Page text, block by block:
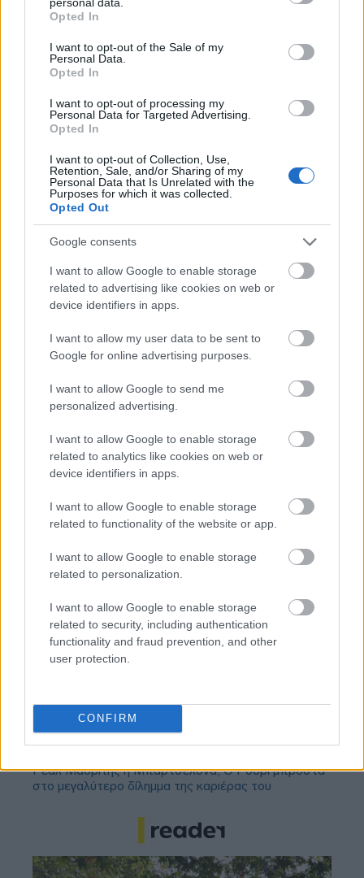
grant or deny consent to Google and its third-party tags to
use your data for below specified purposes in below Google
consent section.
Opted In
I want to opt-out of the Sale of my
Personal Data.
Opted In
I want to opt-out of processing my
Personal Data for Targeted Advertising.
Opted In
I want to opt-out of Collection, Use,
Retention, Sale, and/or Sharing of my
Personal Data that Is Unrelated with the
Purposes for which it was collected.
Opted Out
Google consents
I want to allow Google to enable storage
related to advertising like cookies on web or
device identifiers in apps.
I want to allow my user data to be sent to
Google for online advertising purposes.
I want to allow Google to send me
personalized advertising.
I want to allow Google to enable storage
related to analytics like cookies on web or
device identifiers in apps.
I want to allow Google to enable storage
related to functionality of the website or app.
I want to allow Google to enable storage
related to personalization.
I want to allow Google to enable storage
related to security, including authentication
functionality and fraud prevention, and other
user protection.
CONFIRM
Μεταβιβάσεις ακινήτων: Στο σκάνερ χιλιάδες
ΕΝΦΙΑ
Σήμερα το κρίσιμο ραντεβού στο Μέγαρο
Μαξίμου για τη βιομηχανία
Πώς μπορείτε να βγείτε νωρίτερα στη σύνταξη
- Οι 3 κινήσεις που πρέπει να γίνουν εγκαίρως
TAGS: Κυριάκος Μητσοτάκης
BEST OF INTERNET
Ολυμπιακός: Πρόταση για δανεισμό και οψιόν
Φενέρμπαχτσε: Αντέγραψε τον ποδοσφαιρικό
Παναθηναϊκό με Spiderman και Λιβάι Γκαρσία!
Ρεάλ Μαδρίτης ή Μπαρτσελόνα; Ο Ρόδρι μπροστά
στο μεγαλύτερο δίλημμα της καριέρας του